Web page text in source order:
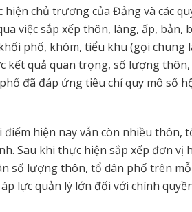
hiện chủ trương của Đảng và các
việc sắp xếp thôn, làng, ấp, bản,
phố, khóm, tiểu khu (gọi
kết quả quan trọng, số lượng
đã đáp ứng tiêu chí quy mô số
hiện nay vẫn còn nhiều thôn,
Sau khi thực hiện sắp xếp đơn vị
số lượng thôn, tổ dân phố trên
lực quản lý lớn đối với chính